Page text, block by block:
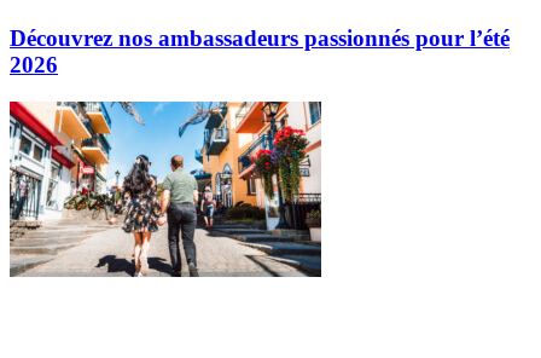
Découvrez nos ambassadeurs passionnés pour l’été
2026